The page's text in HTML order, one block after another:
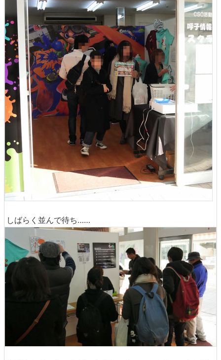
しばらく並んで待ち……